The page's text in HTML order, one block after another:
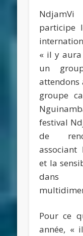
participe
« il y
un
attendons
groupe
festival
de
associant
et la
dans
Pour ce
année, «